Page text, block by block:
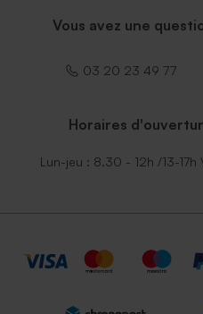
Vous avez une
03 20 23 49 77
Horaires
Lun-jeu : 8.30 - 12h /13-17h